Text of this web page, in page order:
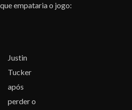
empataria o jogo:
Justin
Tucker
após
perder o